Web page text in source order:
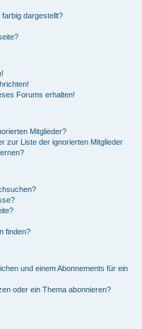
dargestellt?
Forums erhalten!
Mitglieder?
zur Liste der ignorierten Mitglieder
finden?
und einem Abonnements für ein
oder ein Thema abonnieren?